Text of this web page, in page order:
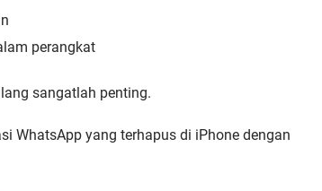
perangkat
sangatlah penting.
WhatsApp yang terhapus di iPhone dengan